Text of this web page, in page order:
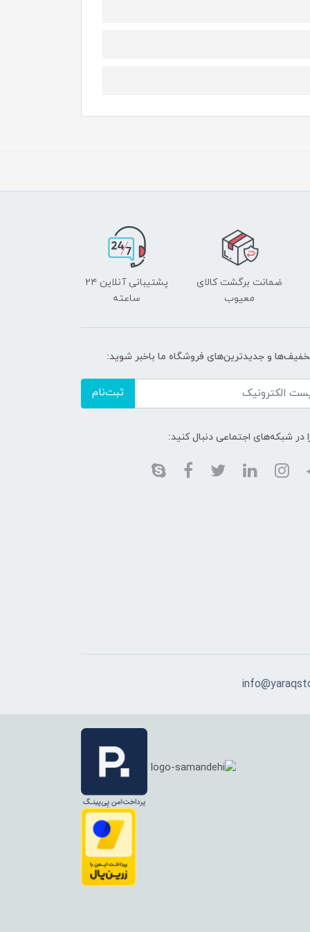
ضمانت برگشت کالای
معیوب
پشتیبانی آنلاین ۲۴
ساعته
و جدیدترین‌های فروشگاه ما باخبر شوید:
ثبت‌نام
در شبکه‌های اجتماعی دنبال کنید: